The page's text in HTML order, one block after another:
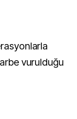
vurulduğu